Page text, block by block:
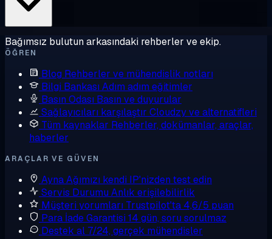
Bağımsız bulutun arkasındaki rehberler ve ekip.
ÖĞREN
Blog Rehberler ve mühendislik notları
Bilgi Bankası Adım adım eğitimler
Basın Odası Basın ve duyurular
Sağlayıcıları karşılaştır Cloudzy ve alternatifleri
Tüm kaynaklar Rehberler, dokümanlar, araçlar,
haberler
ARAÇLAR VE GÜVEN
AynaAğımızı kendi IP'nizden test edin
Servis Durumu Anlık erişilebilirlik
Müşteri yorumları Trustpilot'ta 4,6/5 puan
Para İade Garantisi 14 gün, soru sorulmaz
Destek al 7/24, gerçek mühendisler